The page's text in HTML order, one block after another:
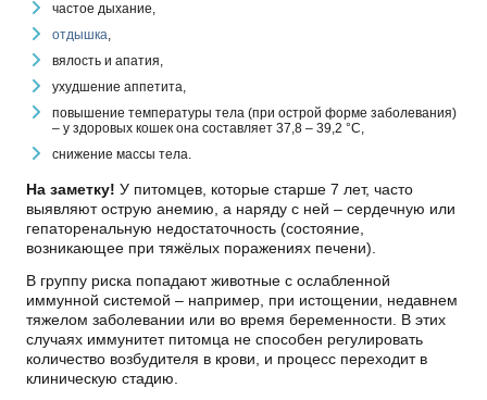
частое дыхание,
отдышка
вялость и апатия,
ухудшение аппетита,
повышение температуры тела (при острой форме заболевания)
– у здоровых кошек она составляет 37,8 – 39,2 °С,
снижение массы тела.
На заметку! У питомцев, которые старше 7 лет, часто
выявляют острую анемию, а наряду с ней – сердечную или
гепаторенальную недостаточность (состояние,
возникающее при тяжёлых поражениях печени).
В группу риска попадают животные с ослабленной
иммунной системой – например, при истощении, недавнем
тяжелом заболевании или во время беременности. В этих
случаях иммунитет питомца не способен регулировать
количество возбудителя в крови, и процесс переходит в
клиническую стадию.